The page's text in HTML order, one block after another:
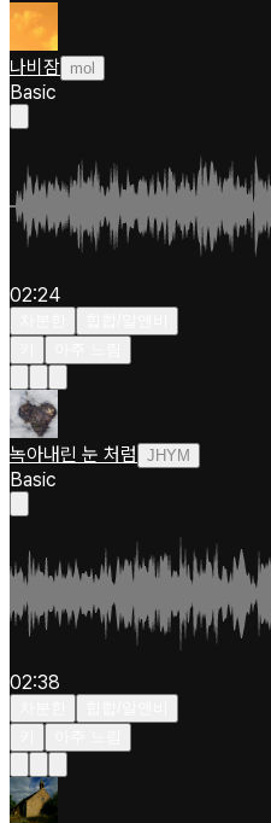
나비잠 mol
Basic
02:24
녹아내린 눈 처럼 JHYM
Basic
02:38